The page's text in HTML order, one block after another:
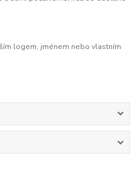
logem, jménem nebo vlastním